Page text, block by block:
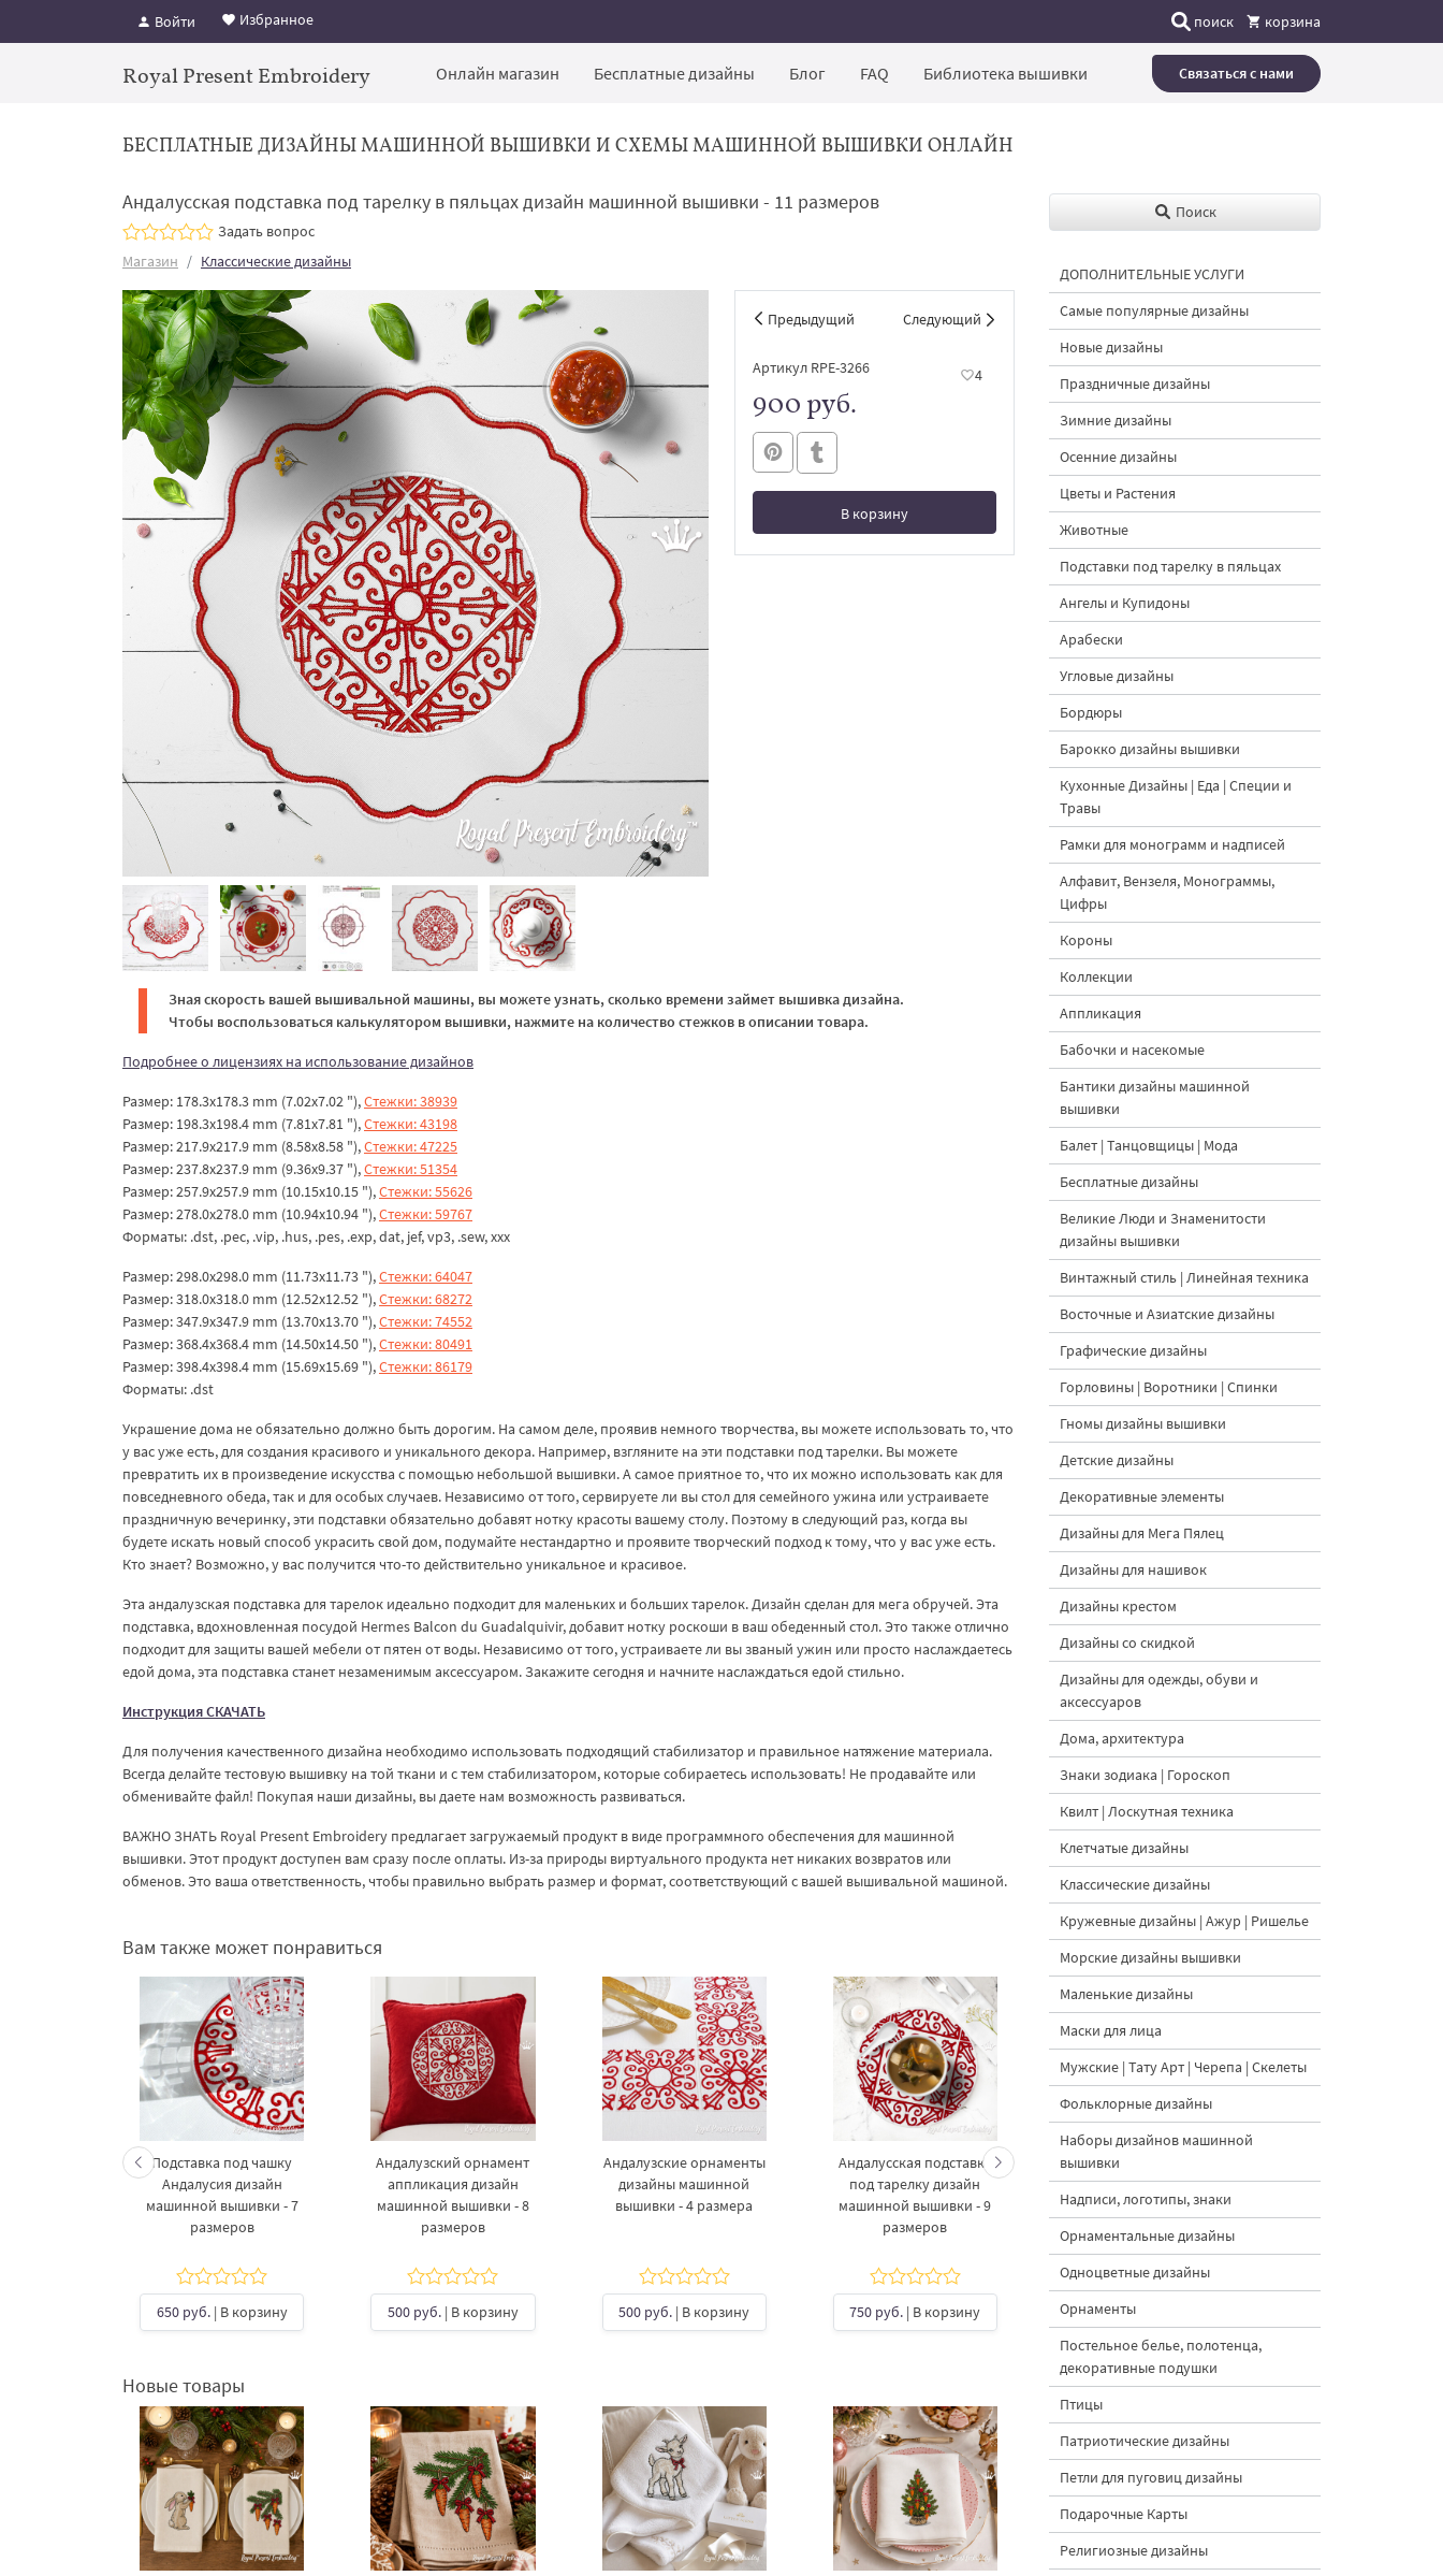
Войти Избранное поиск корзина
Royal Present Embroidery Онлайн магазин Бесплатные дизайны Блог FAQ Библиотека вышивки Связаться с нами
БЕСПЛАТНЫЕ ДИЗАЙНЫ МАШИННОЙ ВЫШИВКИ И СХЕМЫ МАШИННОЙ ВЫШИВКИ ОНЛАЙН
Андалусская подставка под тарелку в пяльцах дизайн машинной вышивки - 11 размеров
Задать вопрос
Магазин
Классические дизайны
Предыдущий Следующий
Артикул RPE-3266 4
900 руб.
В корзину
В корзине
Зная скорость вашей вышивальной машины, вы можете узнать, сколько времени займет вышивка дизайна.
Чтобы воспользоваться калькулятором вышивки, нажмите на количество стежков в описании товара.
Подробнее о лицензиях на использование дизайнов
Размер: 178.3x178.3 mm (7.02x7.02 "),Стежки: 38939
Размер: 198.3x198.4 mm (7.81x7.81 "),Стежки: 43198
Размер: 217.9x217.9 mm (8.58x8.58 "),Стежки: 47225
Размер: 237.8x237.9 mm (9.36x9.37 "),Стежки: 51354
Размер: 257.9x257.9 mm (10.15x10.15 "),Стежки: 55626
Размер: 278.0x278.0 mm (10.94x10.94 "),Стежки: 59767
Форматы: .dst, .pec, .vip, .hus, .pes, .exp, dat, jef, vp3, .sew, xxx
Размер: 298.0x298.0 mm (11.73x11.73 "),Стежки: 64047
Размер: 318.0x318.0 mm (12.52x12.52 "),Стежки: 68272
Размер: 347.9x347.9 mm (13.70x13.70 "),Стежки: 74552
Размер: 368.4x368.4 mm (14.50x14.50 "),Стежки: 80491
Размер: 398.4x398.4 mm (15.69x15.69 "),Стежки: 86179
Форматы: .dst
Украшение дома не обязательно должно быть дорогим. На самом деле, проявив немного творчества, вы можете использовать то, что
у вас уже есть, для создания красивого и уникального декора. Например, взгляните на эти подставки под тарелки. Вы можете
превратить их в произведение искусства с помощью небольшой вышивки. А самое приятное то, что их можно использовать как для
повседневного обеда, так и для особых случаев. Независимо от того, сервируете ли вы стол для семейного ужина или устраиваете
праздничную вечеринку, эти подставки обязательно добавят нотку красоты вашему столу. Поэтому в следующий раз, когда вы
будете искать новый способ украсить свой дом, подумайте нестандартно и проявите творческий подход к тому, что у вас уже есть.
Кто знает? Возможно, у вас получится что-то действительно уникальное и красивое.
Эта андалузская подставка для тарелок идеально подходит для маленьких и больших тарелок. Дизайн сделан для мега обручей. Эта
подставка, вдохновленная посудой Hermes Balcon du Guadalquivir, добавит нотку роскоши в ваш обеденный стол. Это также отлично
подходит для защиты вашей мебели от пятен от воды. Независимо от того, устраиваете ли вы званый ужин или просто наслаждаетесь
едой дома, эта подставка станет незаменимым аксессуаром. Закажите сегодня и начните наслаждаться едой стильно.
Инструкция СКАЧАТЬ
Для получения качественного дизайна необходимо использовать подходящий стабилизатор и правильное натяжение материала.
Всегда делайте тестовую вышивку на той ткани и с тем стабилизатором, которые собираетесь использовать! Не продавайте или
обменивайте файл! Покупая наши дизайны, вы даете нам возможность развиваться.
ВАЖНО ЗНАТЬ Royal Present Embroidery предлагает загружаемый продукт в виде программного обеспечения для машинной
вышивки. Этот продукт доступен вам сразу после оплаты. Из-за природы виртуального продукта нет никаких возвратов или
обменов. Это ваша ответственность, чтобы правильно выбрать размер и формат, соответствующий с вашей вышивальной машиной.
Вам также может понравиться
Подставка под чашку
Андалусия дизайн
машинной вышивки - 7
размеров
650 руб.| В корзину
Андалузский орнамент
аппликация дизайн
машинной вышивки - 8
размеров
500 руб.| В корзину
Андалузские орнаменты
дизайны машинной
вышивки - 4 размера
500 руб. | В корзину
Андалусская подставка
под тарелку дизайн
машинной вышивки - 9
размеров
750 руб. | В корзину
Утюги дизайны
машинной вышивки
набор - 3 размера
5
2500 руб.| В
корзину
орнамент дизайн
Новые товары
Поиск
ДОПОЛНИТЕЛЬНЫЕ УСЛУГИ
Самые популярные дизайны
Новые дизайны
Праздничные дизайны
Зимние дизайны
Осенние дизайны
Цветы и Растения
Животные
Подставки под тарелку в пяльцах
Ангелы и Купидоны
Арабески
Угловые дизайны
Бордюры
Барокко дизайны вышивки
Кухонные Дизайны | Еда | Специи и
Травы
Рамки для монограмм и надписей
Алфавит, Вензеля, Монограммы,
Цифры
Короны
Коллекции
Аппликация
Бабочки и насекомые
Бантики дизайны машинной
вышивки
Балет | Танцовщицы | Мода
Бесплатные дизайны
Великие Люди и Знаменитости
дизайны вышивки
Винтажный стиль | Линейная техника
Восточные и Азиатские дизайны
Графические дизайны
Горловины | Воротники | Спинки
Гномы дизайны вышивки
Детские дизайны
Декоративные элементы
Дизайны для Мега Пялец
Дизайны для нашивок
Дизайны крестом
Дизайны со скидкой
Дизайны для одежды, обуви и
аксессуаров
Дома, архитектура
Знаки зодиака | Гороскоп
Квилт | Лоскутная техника
Клетчатые дизайны
Классические дизайны
Кружевные дизайны | Ажур | Ришелье
Морские дизайны вышивки
Маленькие дизайны
Маски для лица
Мужские | Тату Арт | Черепа | Скелеты
Фольклорные дизайны
Наборы дизайнов машинной
вышивки
Надписи, логотипы, знаки
Орнаментальные дизайны
Одноцветные дизайны
Орнаменты
Постельное белье, полотенца,
декоративные подушки
Птицы
Патриотические дизайны
Петли для пуговиц дизайны
Подарочные Карты
Религиозные дизайны